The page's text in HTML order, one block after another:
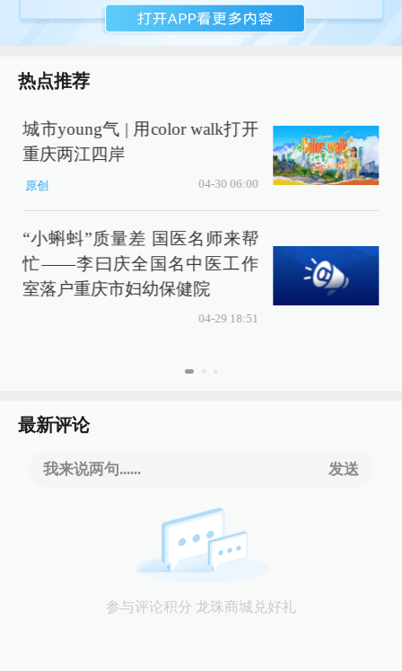
热点推荐
城市young气 | 用color walk打开
重庆两江四岸
原创 04-30 06:00
“小蝌蚪”质量差 国医名师来帮
忙——李曰庆全国名中医工作
室落户重庆市妇幼保健院
04-29 18:51
最新评论
我来说两句...... 发送
参与评论积分 龙珠商城兑好礼